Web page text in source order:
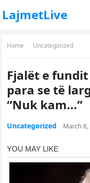
LajmetLive
Home Uncategorized
Fjalët e
para se të
“Nuk kam…”
Uncategorized March 8,